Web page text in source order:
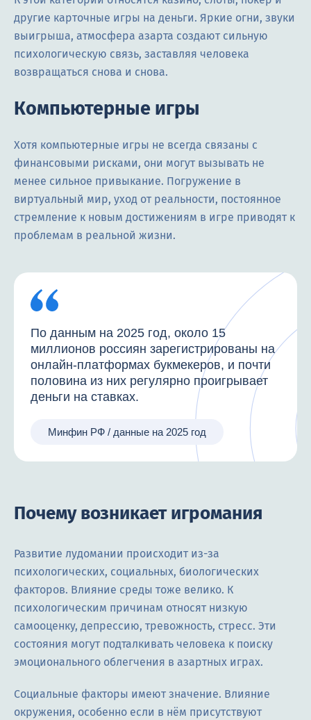
другие карточные игры на деньги. Яркие огни, звуки
выигрыша, атмосфера азарта создают сильную
психологическую связь, заставляя человека
возвращаться снова и снова.
Компьютерные игры
Хотя компьютерные игры не всегда связаны с
финансовыми рисками, они могут вызывать не
менее сильное привыкание. Погружение в
виртуальный мир, уход от реальности, постоянное
стремление к новым достижениям в игре приводят к
проблемам в реальной жизни.
По данным на 2025 год, около 15
миллионов россиян зарегистрированы на
онлайн-платформах букмекеров, и почти
половина из них регулярно проигрывает
деньги на ставках.
Минфин РФ / данные на 2025 год
Почему возникает игромания
Развитие лудомании происходит из-за
психологических, социальных, биологических
факторов. Влияние среды тоже велико. К
психологическим причинам относят низкую
самооценку, депрессию, тревожность, стресс. Эти
состояния могут подталкивать человека к поиску
эмоционального облегчения в азартных играх.
Социальные факторы имеют значение. Влияние
окружения, особенно если в нём присутствуют